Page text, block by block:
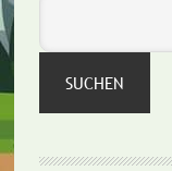
SUCHEN